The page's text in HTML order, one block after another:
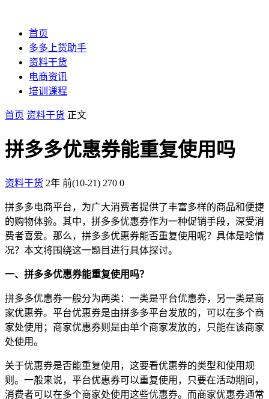
首页
多多上货助手
资料干货
电商资讯
培训课程
首页 资料干货 正文
拼多多优惠券能重复使用吗
资料干货 2年 前(10-21) 270 0
拼多多电商平台，为广大消费者提供了丰富多样的商品和便捷
的购物体验。其中，拼多多优惠券作为一种促销手段，深受消
费者喜爱。那么，拼多多优惠券能否重复使用呢？具体是啥情
况？本文将围绕这一题目进行具体探讨。
一、拼多多优惠券能重复使用吗？
拼多多优惠券一般分为两类：一类是平台优惠券，另一类是商
家优惠券。平台优惠券是由拼多多平台发放的，可以在多个商
家处使用；商家优惠券则是由单个商家发放的，只能在该商家
处使用。
关于优惠券是否能重复使用，这要看优惠券的类型和使用规
则。一般来说，平台优惠券可以重复使用，只要在活动期间，
消费者可以在多个商家处使用这些优惠券。而商家优惠券通常